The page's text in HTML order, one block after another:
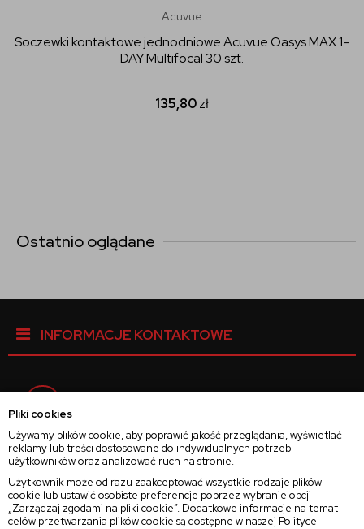
Pliki cookies
Używamy plików cookie, aby poprawić jakość przeglądania, wyświetlać
reklamy lub treści dostosowane do indywidualnych potrzeb
użytkowników oraz analizować ruch na stronie.
Użytkownik może od razu zaakceptować wszystkie rodzaje plików
cookie lub ustawić osobiste preferencje poprzez wybranie opcji
„Zarządzaj zgodami na pliki cookie”. Dodatkowe informacje na temat
celów przetwarzania plików cookie są dostępne w naszej Polityce
Acuvue
Soczewki kontaktowe jednodniowe Acuvue Oasys MAX 1-
DAY Multifocal 30 szt.
135,80zł
Ostatnio oglądane
INFORMACJE KONTAKTOWE
Instagram
Twitter